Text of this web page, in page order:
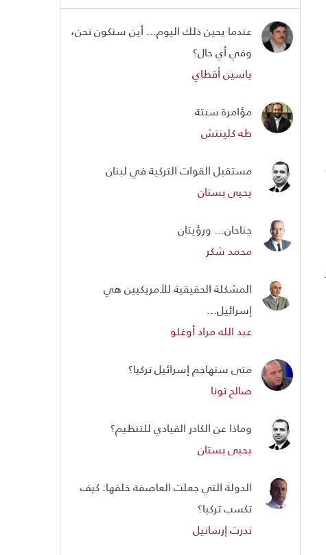
عندما يحين ذلك اليوم... أين سنكون نحن،
وفي أي حال؟
ياسين أقطاي
مؤامرة سبتة
طه كلينتش
مستقبل القوات التركية في لبنان
يحيى بستان
جناحان... ورؤيتان
محمد شكر
المشكلة الحقيقية للأمريكيين هي
إسرائيل...
عبد الله مراد أوغلو
متى ستهاجم إسرائيل تركيا؟
صالح تونا
وماذا عن الكادر القيادي للتنظيم؟
يحيى بستان
الدولة التي جعلت العاصفة خلفها: كيف
تكسب تركيا؟
ندرت إرسانيل